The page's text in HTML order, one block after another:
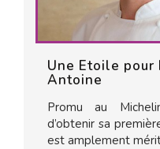
Une Etoile pour
Antoine
Promu au
d’obtenir sa
est amplement